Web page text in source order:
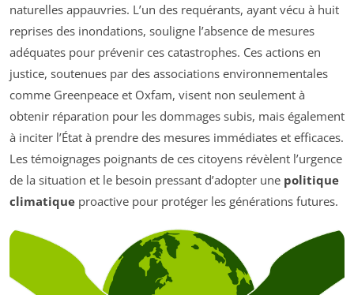
naturelles appauvries. L’un des requérants, ayant vécu à huit
reprises des inondations, souligne l’absence de mesures
adéquates pour prévenir ces catastrophes. Ces actions en
justice, soutenues par des associations environnementales
comme Greenpeace et Oxfam, visent non seulement à
obtenir réparation pour les dommages subis, mais également
à inciter l’État à prendre des mesures immédiates et efficaces.
Les témoignages poignants de ces citoyens révèlent l’urgence
de la situation et le besoin pressant d’adopter une politique
climatique proactive pour protéger les générations futures.